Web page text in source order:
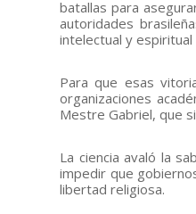
batallas para
autoridades
intelectual y espiritual
Para que esas
organizaciones
Mestre Gabriel, que
La ciencia avaló la
impedir que
libertad religiosa.